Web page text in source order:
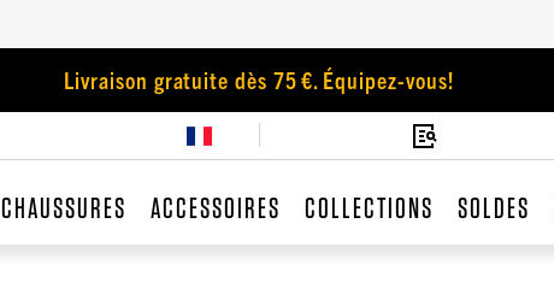
Livraison gratuite dès 75 €. Équipez-vous!
CHAUSSURES ACCESSOIRES COLLECTIONS SOLDES